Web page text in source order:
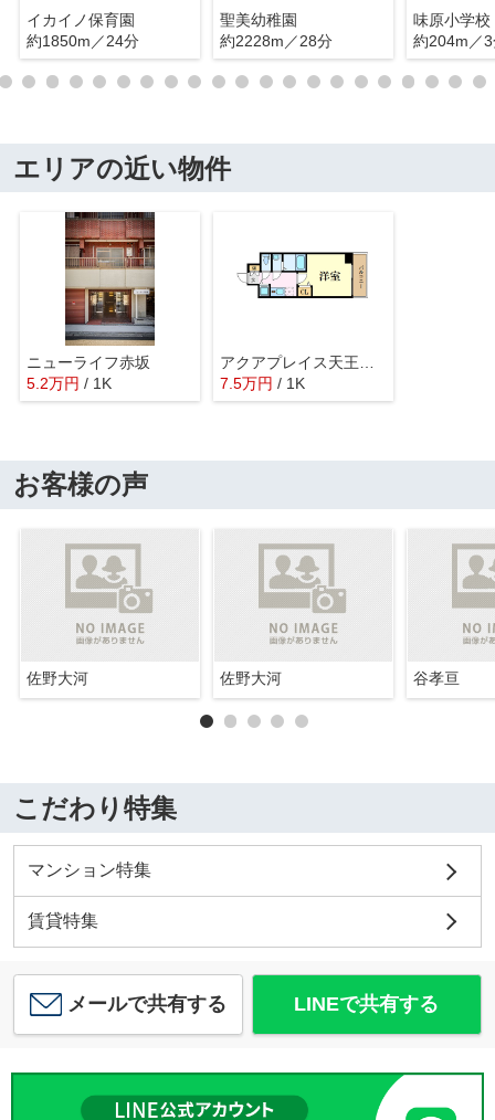
イカイノ保育園
約1850m／24分
聖美幼稚園
約2228m／28分
味原小学校
約204m／
エリアの近い物件
ニューライフ赤坂
5.2万円 / 1K
7.5万円 / 1K
お客様の声
佐野大河 佐野大河 谷孝亘
こだわり特集
マンション特集
賃貸特集
メールで共有する LINEで共有する